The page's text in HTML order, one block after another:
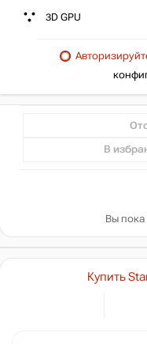
3D GPU
В
Вы пока
Купить